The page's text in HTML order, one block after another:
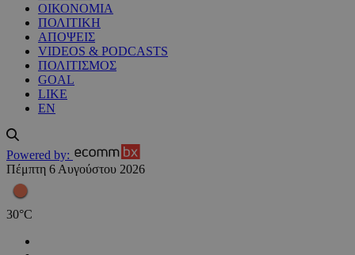
ΟΙΚΟΝΟΜΙΑ
ΠΟΛΙΤΙΚΗ
ΑΠΟΨΕΙΣ
VIDEOS & PODCASTS
ΠΟΛΙΤΙΣΜΟΣ
GOAL
LIKE
EN
Powered by:
Πέμπτη 6 Αυγούστου 2026
30°C